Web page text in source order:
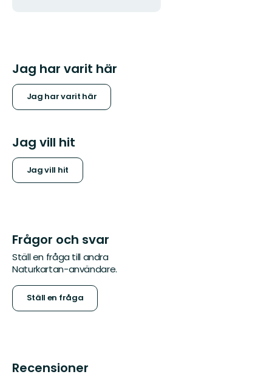
Jag har varit här
Jag har varit här
Jag vill hit
Jag vill hit
Frågor och svar
Ställ en fråga till andra
Naturkartan-användare.
Ställ en fråga
Recensioner